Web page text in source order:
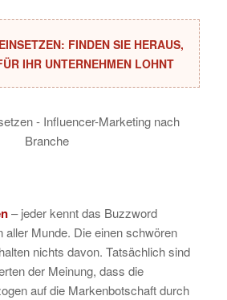
FINDEN SIE HERAUS,
IHR UNTERNEHMEN LOHNT
einmal
Influencer
Marketing
versucht?
– jeder kennt das Buzzword
aller Munde. Die einen schwören
nichts davon. Tatsächlich sind
der Meinung, dass die
auf die Markenbotschaft durch